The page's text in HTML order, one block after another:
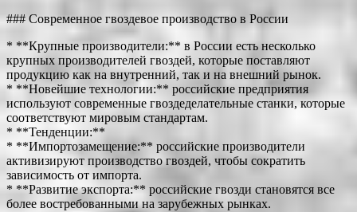
### Современное гвоздевое производство в России
* **Крупные производители:** в России есть несколько
крупных производителей гвоздей, которые поставляют
продукцию как на внутренний, так и на внешний рынок.
* **Новейшие технологии:** российские предприятия
используют современные гвоздеделательные станки, которые
соответствуют мировым стандартам.
* **Тенденции:**
* **Импортозамещение:** российские производители
активизируют производство гвоздей, чтобы сократить
зависимость от импорта.
* **Развитие экспорта:** российские гвозди становятся все
более востребованными на зарубежных рынках.